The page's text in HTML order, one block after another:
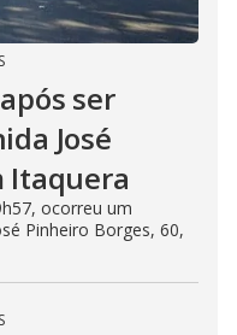
ser
José
Itaquera
ocorreu um
Pinheiro Borges, 60,